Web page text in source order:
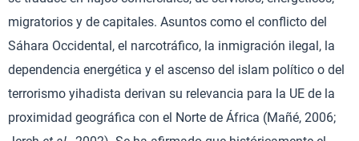
migratorios y de capitales. Asuntos como el conflicto del
Sáhara Occidental, el narcotráfico, la inmigración ilegal, la
dependencia energética y el ascenso del islam político o del
terrorismo yihadista derivan su relevancia para la UE de la
proximidad geográfica con el Norte de África (Mañé, 2006;